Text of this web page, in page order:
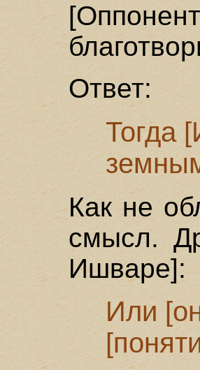
Ответ:
Тогда
Как не
смысл.
Ишваре]:
Или